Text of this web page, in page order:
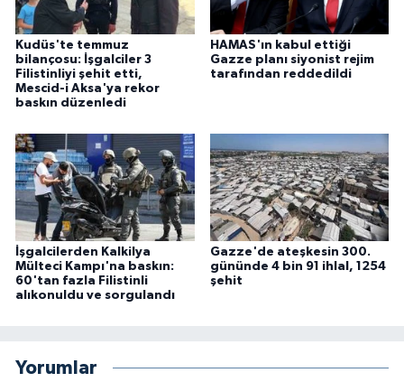
Kudüs'te temmuz
bilançosu: İşgalciler 3
Filistinliyi şehit etti,
Mescid-i Aksa'ya rekor
baskın düzenledi
HAMAS'ın kabul ettiği
Gazze planı siyonist rejim
tarafından reddedildi
İşgalcilerden Kalkilya
Mülteci Kampı'na baskın:
60'tan fazla Filistinli
alıkonuldu ve sorgulandı
Gazze'de ateşkesin 300.
gününde 4 bin 91 ihlal, 1254
şehit
Yorumlar